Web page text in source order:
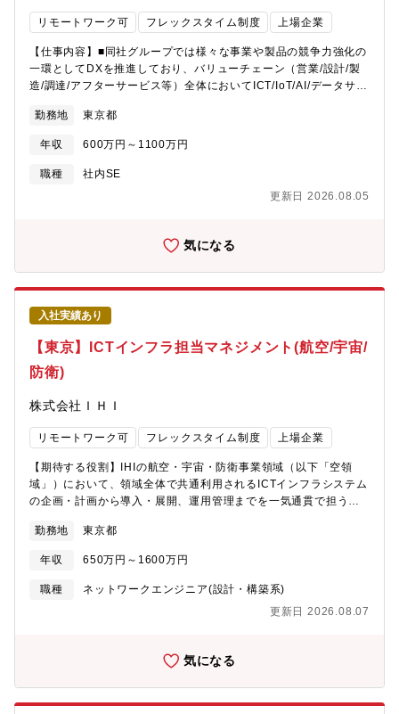
の参画・生成AI等を活用した開発プロセスの改善変更の範囲： 全
ての業務への配置転換あり【業務の詳細】①【ウエイト 35%】ロ
した業務アプリケーションの設計、実装、テスト、リリース・必
要に応じたプログラム開発、技術検証、実装支援②【ウエイト
25%】データベース設計・データ蓄積・連携基盤の技術対応・デ
ータベース設計、データモデリング、性能・運用を踏まえた最適
イト 25%】開発標準化・効率化の推進・開発標準、共通部品、テ
ロセス改善、品質・生産性向上施策の推進④【ウエイト 15%】ユ
ーザー部門との連携・ユーザー部門との最低限の要件整理、基本
リモートワーク可 フレックスタイム制度 上場企業
【仕事内容】■同社グループでは様々な事業や製品の競争力強化の
一環としてDXを推進しており、バリューチェーン（営業/設計/製
造/調達/アフターサービス等）全体においてICT/IoT/AI/データサイ
献を図る【業務詳細】■各種同社グループ製品のバリューチェーン
を対象とした業務プロセス改革支援、オペレーションズリサー
チ・機械学習・データ分析等を活用したICTシステム技術の研究開
発（サプライチェーン／生産計画最適化、設計支援システム、プ
用した業務改善、カーボンニュートラル関連のICT開発等）■新規
AI・データサイエンスエンジニアとして構想検討段階から入り、
社内ニーズのヒアリング・業務課題抽出を行い、新たなソリュー
ション導入・事業効果の検証までを推進・支援【仕事の魅力・や
りがい】■国内外の様々な同社グループ製品（ガスタービン・原子
力・フォークリフト・プラント・航空機・防衛宇宙等）のバリュ
ーチェーンのデジタライゼーションを目的に、新規技術※の導入
や、新たなICTシステム開発の構想検討・プロジェクト計画策定・
要件定義段階から構築、システム導入による事業効果の検証・評
価、効果刈り取りまでを実施できます。■人材育成に注力してお
画機会があり、成長できるチャンスが広がっています。※機械学
習・深層学習・オペレーションズリサーチ・自然言語技術他【募
集背景】三菱重工グループでは、事業環境の不確実性が高まる
事業変革が求められています。事業内外に蓄積されたデータや知
見を横断的に活用し、DX・AIによって価値創出スピードを高める
ことが重要なテーマです。デジタルインテリジェンス研究開発部
は、DX・AI活用を担う研究開発部門として多様な事業・製品を支
走し課題解決を推進する人材を募集しています。【同社につい
船局を借り受け、長崎造船所と命名して造船事業を開始したこと
を契機に1884年に創業した同社は発電プラントなどの社会インフ
として、社会を牽引しております。・2025年3月期決算で受注高
勤務地 東京都
年収 600万円～1100万円
職種
社内SE
更新日 2026.08.05
気になる
入社実績あり
【東京】ICTインフラ担当マネジメント(航空/宇宙/
防衛)
株式会社ＩＨＩ
リモートワーク可 フレックスタイム制度 上場企業
【期待する役割】IHIの航空・宇宙・防衛事業領域（以下「空領
域」）において、領域全体で共通利用されるICTインフラシステム
の企画・計画から導入・展開、運用管理までを一気通貫で担うシ
複数拠点（豊洲・昭島・相馬・瑞穂・鶴ヶ島・呉2・横浜）の事務
所および工場が連携し、高度な技術と品質が求められる事業を推
進しています。これらを支える共通ICTインフラは、業務効率や生
産性、さらには情報セキュリティやコンプライアンスを左右する
は、空領域内で共通的に利用されるネットワーク、各種サーバ、
策・システムの企画・計画、各拠点への導入・整備（展開）、安
定稼働を支える運用管理を統合的に推進する役割を持っていま
す。多拠点・多部署にまたがる多種多様な案件や導入プロジェク
ト、運用課題に対して、当部門はプロジェクトマネジメントと運
勤務地 東京都
年収 650万円～1600万円
職種
ネットワークエンジニア(設計・構築系)
更新日 2026.08.07
気になる